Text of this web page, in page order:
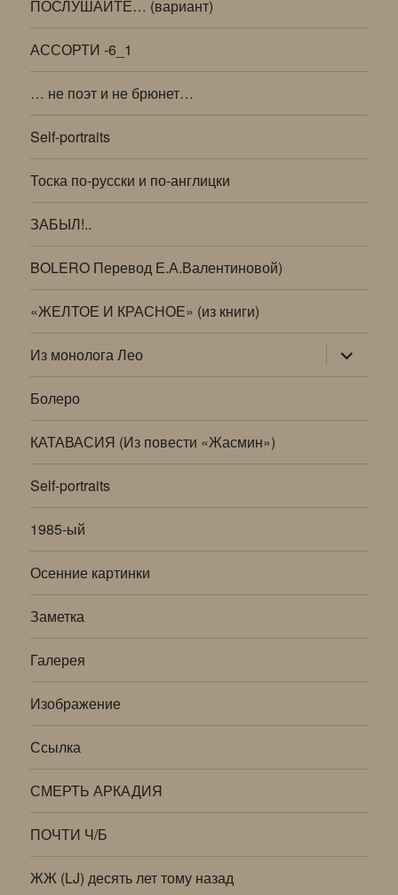
ПОСЛУШАЙТЕ… (вариант)
АССОРТИ -6_1
… не поэт и не брюнет…
Self-portraits
Тоска по-русски и по-англицки
ЗАБЫЛ!..
BOLERO Перевод Е.А.Валентиновой)
«ЖЕЛТОЕ И КРАСНОЕ» (из книги)
Из монолога Лео раскрыть
дочернее
меню
Болеро
КАТАВАСИЯ (Из повести «Жасмин»)
Self-portraits
1985-ый
Осенние картинки
Заметка
Галерея
Изображение
Ссылка
СМЕРТЬ АРКАДИЯ
ПОЧТИ Ч/Б
ЖЖ (LJ) десять лет тому назад